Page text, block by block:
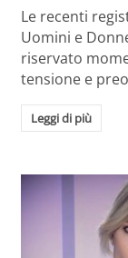
Le recenti
Uomini e
riservato
tensione e
Leggi di più